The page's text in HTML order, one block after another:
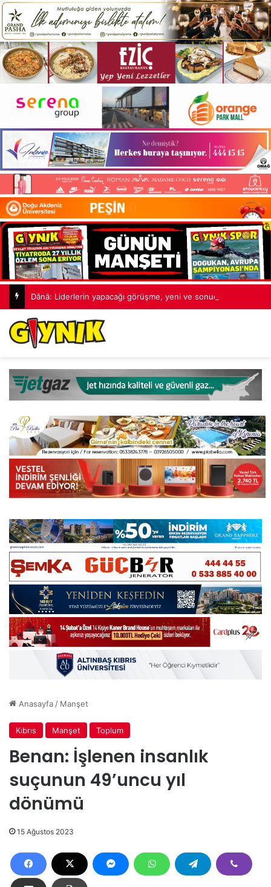
Anasayfa / Manşet
Kıbrıs Manşet Toplum
Benan: İşlenen insanlık
suçunun 49’uncu yıl
dönümü
15 Ağustos 2023